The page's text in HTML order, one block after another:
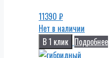
11390 ₽
Нет в наличии
В 1 клик Подробнее